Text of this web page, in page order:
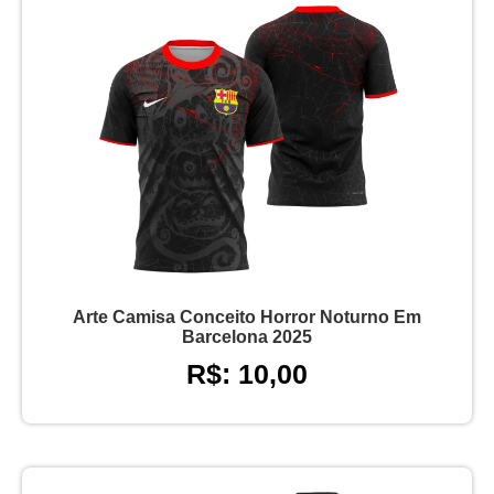
Arte Camisa Conceito Horror Noturno Em
Barcelona 2025
R$: 10,00